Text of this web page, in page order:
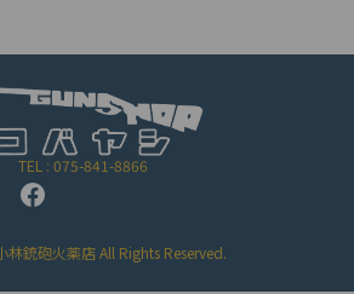
TEL : 075-841-8866
銃砲火薬店 All Rights Reserved.